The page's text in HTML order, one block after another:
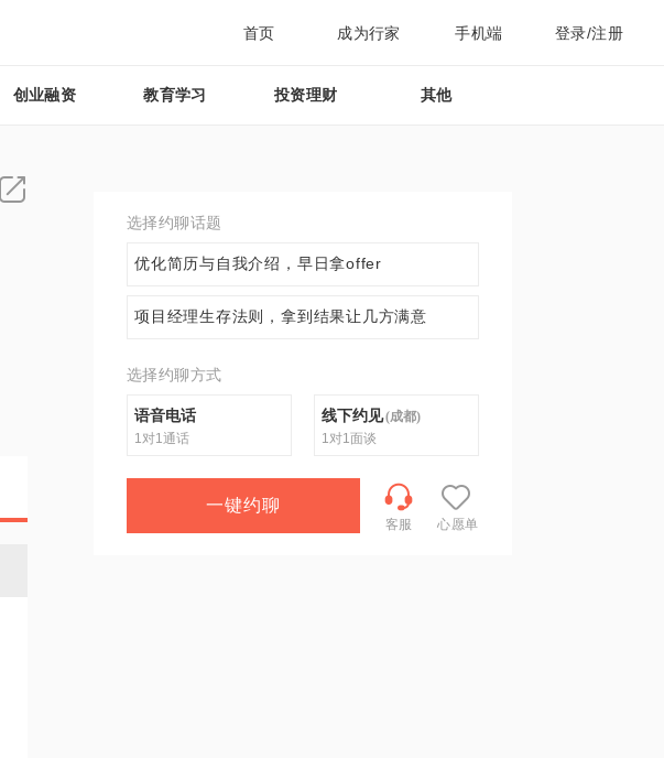
首页 成为行家 手机端 登录/注册
创业融资 教育学习 投资理财 其他
选择约聊话题
优化简历与自我介绍，早日拿offer
项目经理生存法则，拿到结果让几方满意
选择约聊方式
语音电话
1对1通话
线下约见(成都)
1对1面谈
一键约聊
客服 心愿单